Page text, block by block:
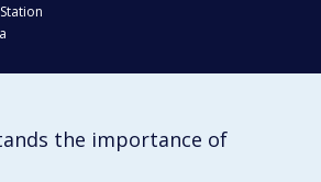
the importance of